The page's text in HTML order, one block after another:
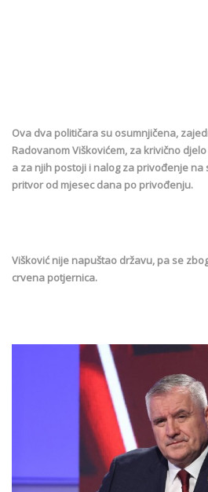
Ova dva političara su osumnjičena,
Radovanom Viškovićem, za krivično
a za njih postoji i nalog za privođenje
pritvor od mjesec dana po privođenju.
Višković nije napuštao državu, pa se
crvena potjernica.